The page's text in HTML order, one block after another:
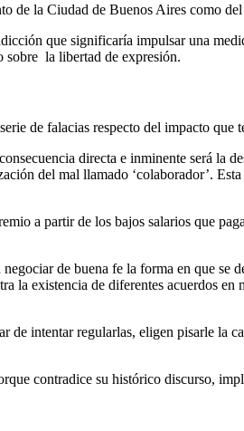
de la Ciudad de Buenos Aires como
que significaría impulsar una
sobre la libertad de expresión.
de falacias respecto del impacto que
directa e inminente será la
del mal llamado ‘colaborador’.
a partir de los bajos salarios que
de buena fe la forma en que se
existencia de diferentes acuerdos en
intentar regularlas, eligen pisarle la
contradice su histórico discurso,